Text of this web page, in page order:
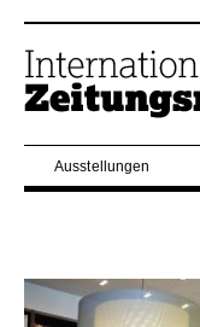
Ausstellungen